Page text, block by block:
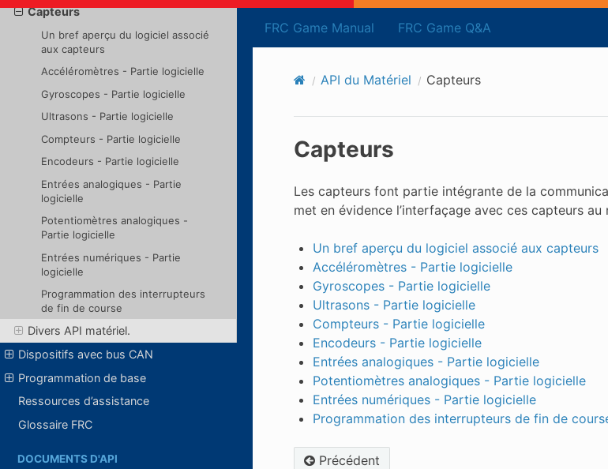
FRC Game Manual FRC Game Q&A
Capteurs
Un bref aperçu du logiciel associé
aux capteurs
Accéléromètres - Partie logicielle
Gyroscopes - Partie logicielle
Ultrasons - Partie logicielle
Compteurs - Partie logicielle
Encodeurs - Partie logicielle
Entrées analogiques - Partie
logicielle
Potentiomètres analogiques -
Partie logicielle
Entrées numériques - Partie
logicielle
Programmation des interrupteurs
de fin de course
Divers API matériel.
Dispositifs avec bus CAN
Programmation de base
Ressources d’assistance
Glossaire FRC
DOCUMENTS D'API
API du Matériel Capteurs
Capteurs
Les capteurs font partie intégrante de la
met en évidence l’interfaçage avec ces capteurs au
Un bref aperçu du logiciel associé aux capteurs
Accéléromètres - Partie logicielle
Gyroscopes - Partie logicielle
Ultrasons - Partie logicielle
Compteurs - Partie logicielle
Encodeurs - Partie logicielle
Entrées analogiques - Partie logicielle
Potentiomètres analogiques - Partie logicielle
Entrées numériques - Partie logicielle
Programmation des interrupteurs de fin de
Précédent